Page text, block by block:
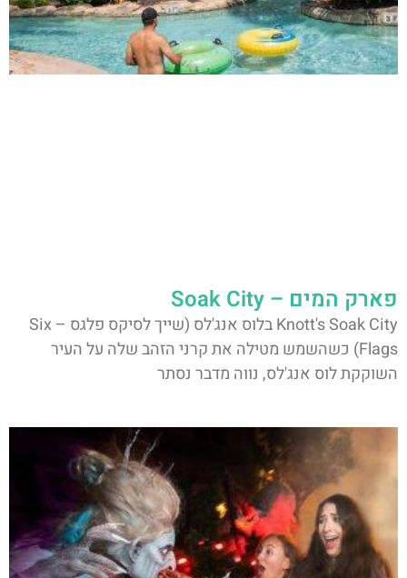
פארק המים – Soak City
Knott's Soak City בלוס אנג'לס (שייך לסיקס פלגס – Six
Flags) כשהשמש מטילה את קרני הזהב שלה על העיר
השוקקת לוס אנג'לס, נווה מדבר נסתר